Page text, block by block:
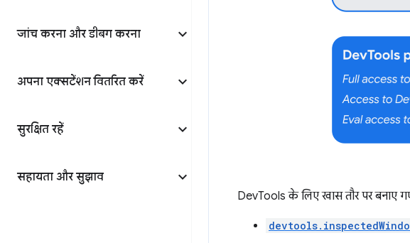
जांच करना और डीबग करना
अपना एक्सटेंशन वितरित करें
सुरक्षित रहें
सहायता और सुझाव
DevTools के लिए खास तौर पर बनाए